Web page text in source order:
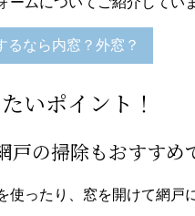
るなら内窓？外窓？
いポイント！
戸の掃除もおすすめ
使ったり、窓を開けて網戸